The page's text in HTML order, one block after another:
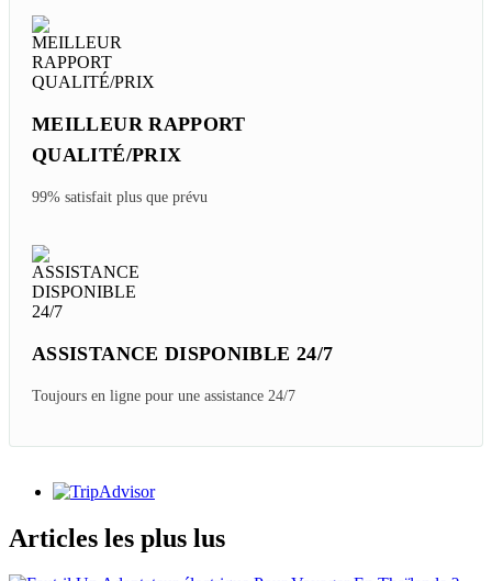
EXPERT LOCAL VOYAGE
PERSONNALISÉ
Voyage sur mesure au prix d'origine
GARANTIE DE REMBOURSEMENT
Nous promettons de vous rembourser au cas où